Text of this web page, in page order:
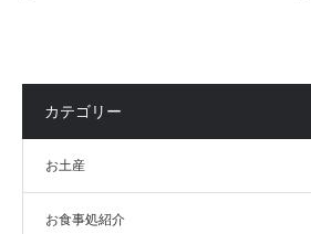
カテゴリー
お土産
お食事処紹介